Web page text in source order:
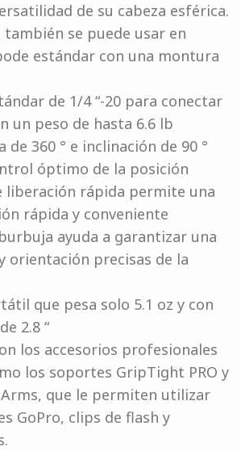
de su cabeza esférica.
también se puede usar en
estándar con una montura
de 1/4 “-20 para conectar
un peso de hasta 6.6 lb
de 360 ​​° e inclinación de 90 °
óptimo de la posición
liberación rápida permite una
rápida y conveniente
ayuda a garantizar una
orientación precisas de la
que pesa solo 5.1 oz y con
2.8 “
los accesorios profesionales
los soportes GripTight PRO y
que le permiten utilizar
GoPro, clips de flash y